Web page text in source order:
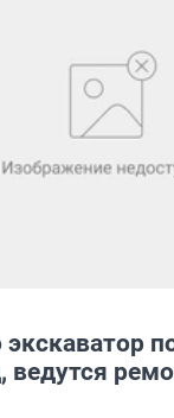
ведутся